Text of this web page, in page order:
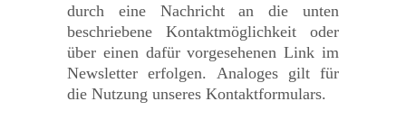
durch eine Nachricht an die unten
beschriebene Kontaktmöglichkeit oder
über einen dafür vorgesehenen Link im
Newsletter erfolgen. Analoges gilt für
die Nutzung unseres Kontaktformulars.